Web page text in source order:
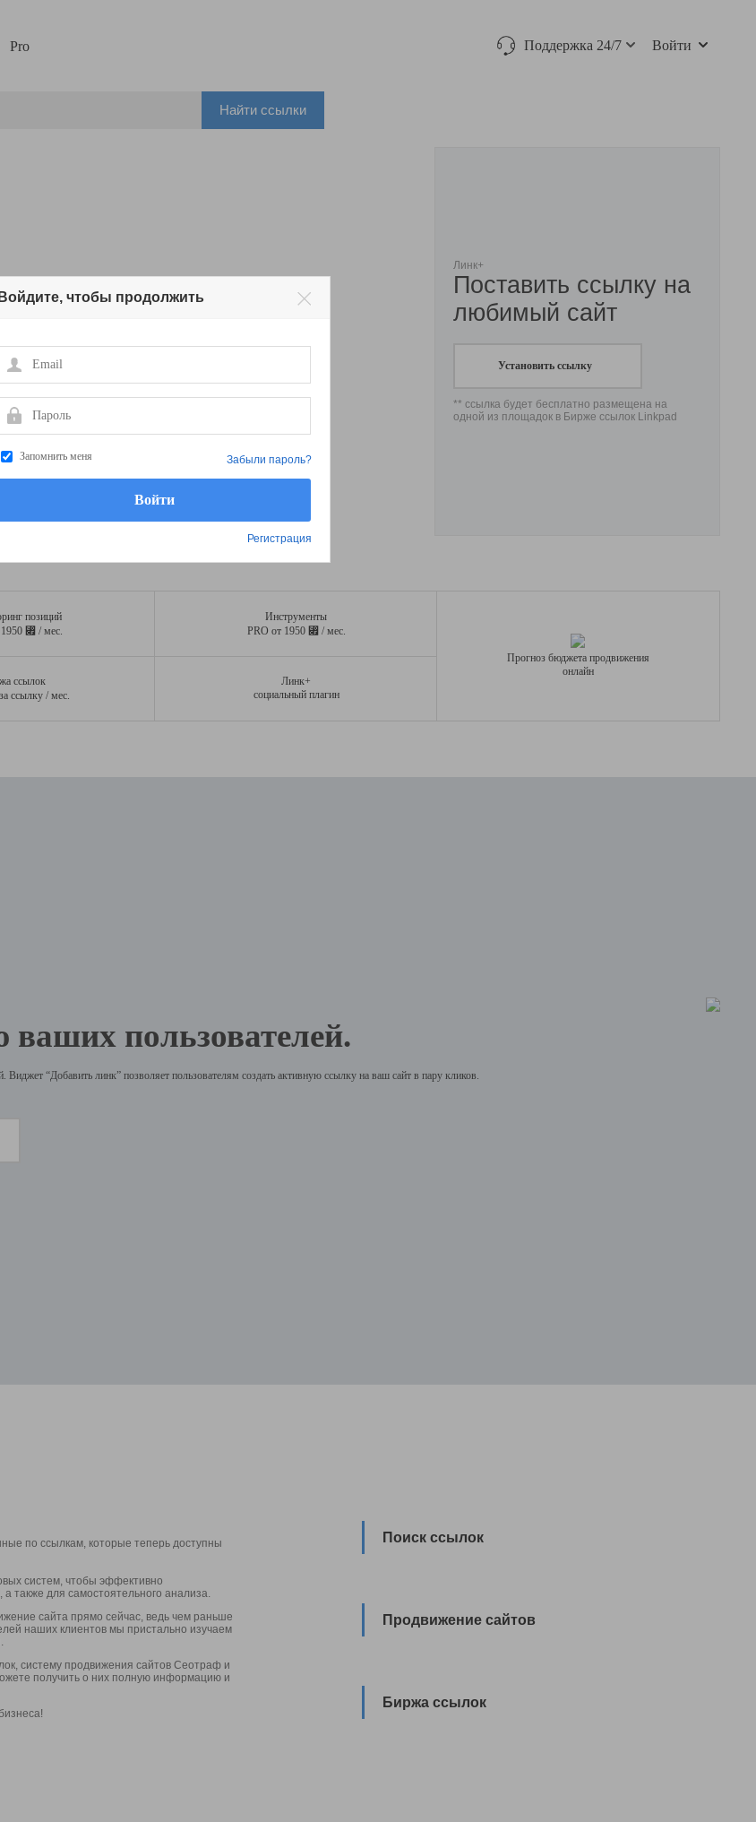
Pro Поддержка 24/7 Войти
Найти ссылки
Линк+
Поставить ссылку на
любимый сайт
Установить ссылку
** ссылка будет бесплатно размещена на
одной из площадок в Бирже ссылок Linkpad
позиций
⃏ / мес.
Инструменты
PRO от 1950 ⃏ / мес.
ссылок
за ссылку / мес.
Линк+
социальный плагин
Прогноз бюджета продвижения
онлайн
пользователей.
“Добавить линк” позволяет пользователям создать активную ссылку на ваш сайт в пару кликов.
по ссылкам, которые теперь доступны
систем, чтобы эффективно
также для самостоятельного анализа.
сайта прямо сейчас, ведь чем раньше
наших клиентов мы пристально изучаем
систему продвижения сайтов Сеотраф и
получить о них полную информацию и
Поиск ссылок
Продвижение сайтов
Биржа ссылок
Войдите, чтобы продолжить
Email
Пароль
Запомнить меня
Регистрация
Забыли пароль?